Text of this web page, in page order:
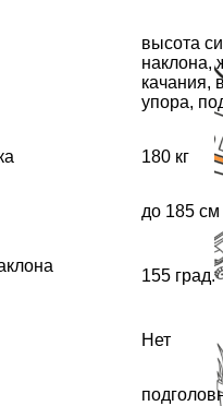
высота
наклона,
качания,
упора,
180 кг
до 185 см
155 град.
Нет